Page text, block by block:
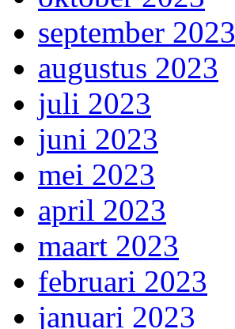
september 2023
augustus 2023
juli 2023
juni 2023
mei 2023
april 2023
maart 2023
februari 2023
januari 2023